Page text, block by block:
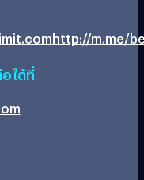
http://m.me/
ได้ที่